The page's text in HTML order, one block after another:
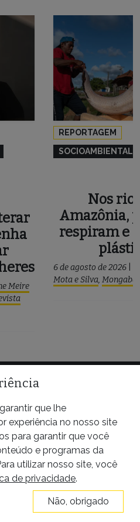
Meire
REPORTAGEM
SOCIOAMBIENTAL
Nos
Amazônia,
respiram e
6 de agosto de 2026
Mota e Silva,
que lhe
experiência no nosso site
para garantir que você
e programas da
utilizar nosso site, você
de privacidade.
Não, obrigado